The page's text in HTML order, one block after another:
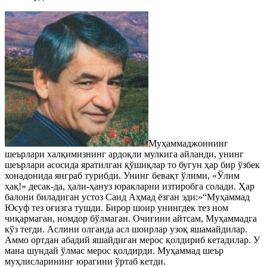
Муҳаммаджоннинг
шеърлари халқимизнинг ардоқли мулкига айланди, унинг
шеърлари асосида яратилган қўшиқлар то бугун ҳар бир ўзбек
хонадонида янграб турибди. Унинг бевақт ўлими, «Ўлим
ҳақ!» десак-да, ҳали-ҳануз юракларни изтиробга солади. Ҳар
балони биладиган устоз Саид Аҳмад ёзган эди:»“Муҳаммад
Юсуф тез оғизга тушди. Бирор шоир унингдек тез ном
чиқармаган, номдор бўлмаган. Очиғини айтсам, Муҳаммадга
кўз тегди. Аслини олганда асл шоирлар узоқ яшамайдилар.
Аммо ортдан абадий яшайдиган мерос қолдириб кетадилар. У
мана шундай ўлмас мерос қолдирди. Муҳаммад шеър
муҳлисларининг юрагини ўртаб кетди.